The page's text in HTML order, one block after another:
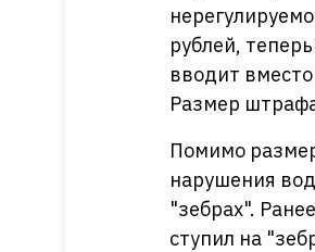
рублей,
вводит
Размер
Помимо
нарушения
"зебрах".
ступил на